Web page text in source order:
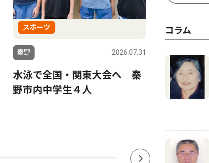
スポーツ
秦野 2026.07.31
水泳で全国・関東大会へ 秦
野市内中学生４人
スポーツ
延長戦制
かしん旗
コラム